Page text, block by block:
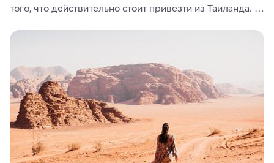
того, что действительно стоит привезти из Таиланда.
средства, одежду, украшения, предметы интерьера
где их купить.